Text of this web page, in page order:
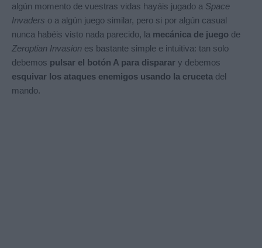
algún momento de vuestras vidas hayáis jugado a Space
Invaders o a algún juego similar, pero si por algún casual
nunca habéis visto nada parecido, la mecánica de juego de
Zeroptian Invasion es bastante simple e intuitiva: tan solo
debemos pulsar el botón A para disparar y debemos
esquivar los ataques enemigos usando la cruceta del
mando.